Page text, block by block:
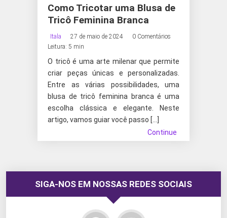
Como Tricotar uma Blusa de
Tricô Feminina Branca
Itala 27 de maio de 2024
0 Comentários
Leitura: 5 min
O tricô é uma arte milenar que permite
criar peças únicas e personalizadas.
Entre as várias possibilidades, uma
blusa de tricô feminina branca é uma
escolha clássica e elegante. Neste
artigo, vamos guiar você passo […]
Continue
SIGA-NOS EM NOSSAS REDES SOCIAIS